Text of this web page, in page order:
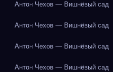
Антон Чехов — Вишнёвый сад
Антон Чехов — Вишнёвый сад
Антон Чехов — Вишнёвый сад
Антон Чехов — Вишнёвый сад